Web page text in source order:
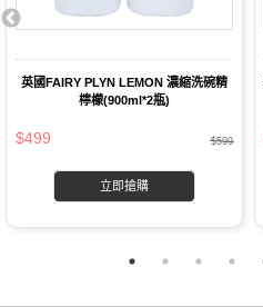
英國FAIRY PLYN LEMON 濃縮洗碗精
檸檬(900ml*2瓶)
$499 $599
立即搶購